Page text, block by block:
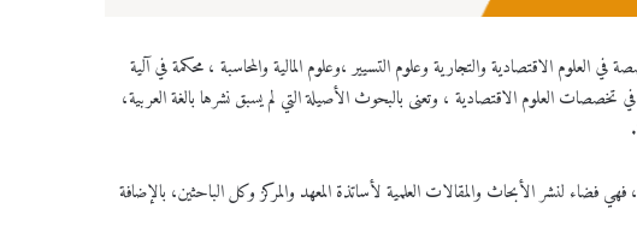
الاقتصادية والتجارية وعلوم التسيير ،وعلوم المالية والمحاسبة ، محكمة في آلية
تخصصات العلوم الاقتصادية ، وتعنى بالبحوث الأصيلة التي لم يسبق نشرها بالغة العربية،
فهي فضاء لنشر الأبحاث والمقالات العلمية لأساتذة المعهد والمركز وكل الباحثين، بالإضافة